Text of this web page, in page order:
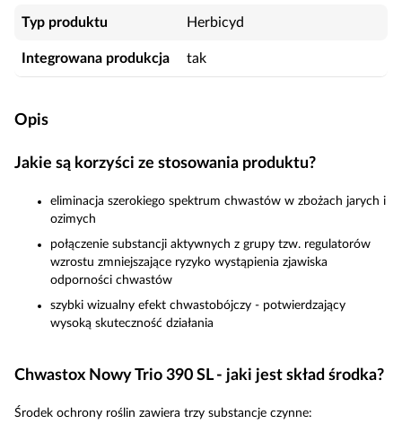
Typ produktu Herbicyd
Integrowana produkcja tak
Opis
Jakie są korzyści ze stosowania produktu?
eliminacja szerokiego spektrum chwastów w zbożach jarych i
ozimych
połączenie substancji aktywnych z grupy tzw. regulatorów
wzrostu zmniejszające ryzyko wystąpienia zjawiska
odporności chwastów
szybki wizualny efekt chwastobójczy - potwierdzający
wysoką skuteczność działania
Chwastox Nowy Trio 390 SL - jaki jest skład środka?
Środek ochrony roślin zawiera trzy substancje czynne: